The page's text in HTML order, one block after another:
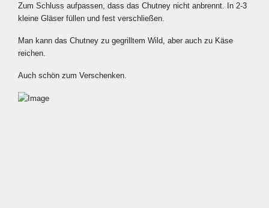
Zum Schluss aufpassen, dass das Chutney nicht anbrennt. In 2-3
kleine Gläser füllen und fest verschließen.
Man kann das Chutney zu gegrilltem Wild, aber auch zu Käse
reichen.
Auch schön zum Verschenken.